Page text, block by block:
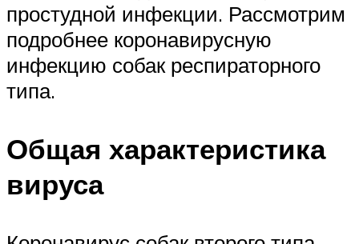
простудной инфекции. Рассмотрим
подробнее коронавирусную
инфекцию собак респираторного
типа.
Общая характеристика
вируса